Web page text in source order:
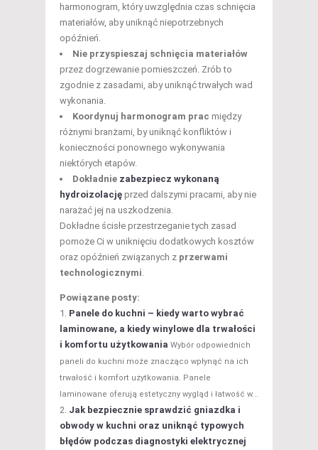
harmonogram, który uwzględnia czas schnięcia
materiałów, aby uniknąć niepotrzebnych
opóźnień.
Nie przyspieszaj schnięcia materiałów
przez dogrzewanie pomieszczeń. Zrób to
zgodnie z zasadami, aby uniknąć trwałych wad
wykonania.
Koordynuj harmonogram prac między
różnymi branżami, by uniknąć konfliktów i
konieczności ponownego wykonywania
niektórych etapów.
Dokładnie zabezpiecz wykonaną
hydroizolację przed dalszymi pracami, aby nie
narażać jej na uszkodzenia.
Dokładne ścisłe przestrzeganie tych zasad
pomoże Ci w uniknięciu dodatkowych kosztów
oraz opóźnień związanych z przerwami
technologicznymi
Powiązane posty:
Panele do kuchni – kiedy warto wybrać
laminowane, a kiedy winylowe dla trwałości
i komfortu użytkowania Wybór odpowiednich
paneli do kuchni może znacząco wpłynąć na ich
trwałość i komfort użytkowania. Panele
laminowane oferują estetyczny wygląd i łatwość w...
Jak bezpiecznie sprawdzić gniazdka i
obwody w kuchni oraz uniknąć typowych
błędów podczas diagnostyki elektrycznej